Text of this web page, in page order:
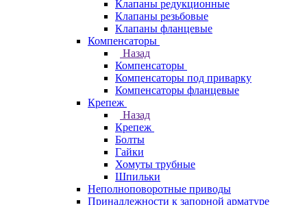
Клапаны редукционные
Клапаны резьбовые
Клапаны фланцевые
Компенсаторы
Назад
Компенсаторы
Компенсаторы под приварку
Компенсаторы фланцевые
Крепеж
Назад
Крепеж
Болты
Гайки
Хомуты трубные
Шпильки
Неполноповоротные приводы
Принадлежности к запорной арматуре